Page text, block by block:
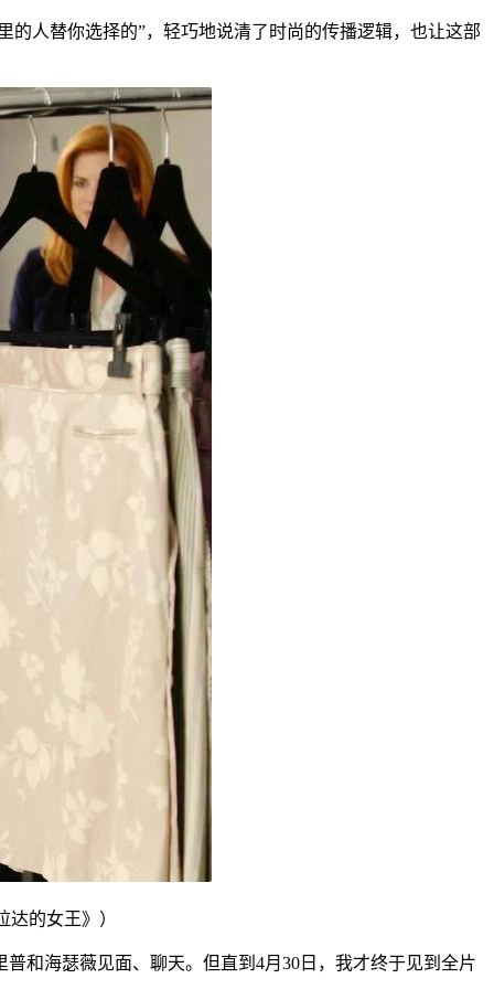
人替你选择的”，轻巧地说清了时尚的传播逻辑，也让这部
的女王》）
和海瑟薇见面、聊天。但直到4月30日，我才终于见到全片